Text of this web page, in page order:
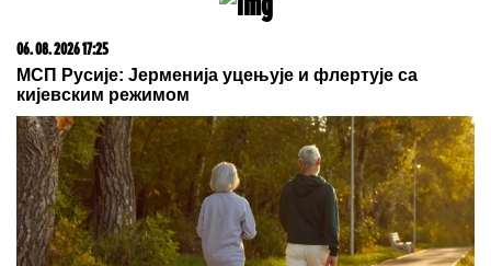
Madridu već viđeno pojačanje?
SKANDAL POSLE "ELITE"
Anastasijin otac zvao Borinu
porodicu, pa napravio DAR-MAR!
Tenzije eskalirale u porodični rat, pa
usledio OBRT
(FOTO, VIDEO) OVO JE ZORAN
OSUMNJIČEN ZA UBISTVO SVOJE
MAJKE NA NOVOM BEOGRADU!